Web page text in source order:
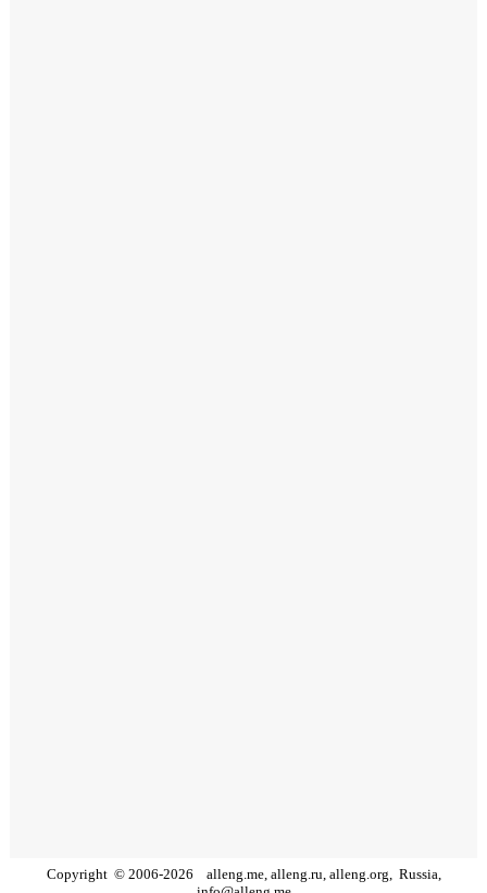
Copyright © 2006-2026 alleng.me, alleng.ru, alleng.org, Russia,